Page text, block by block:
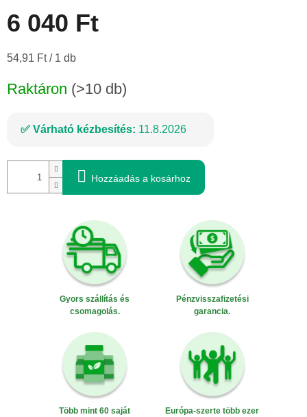
6 040 Ft
Egységár:
54,91 Ft / 1 db
Raktáron (>10 db)
Várható kézbesítés: 11.8.2026
Hozzáadás a kosárhoz
Gyors szállítás és
csomagolás.
Pénzvisszafizetési
garancia.
Több mint 60 saját
Európa-szerte több ezer